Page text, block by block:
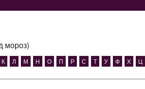
мороз)
К Л М Н О П Р С Т У Ф Х Ц